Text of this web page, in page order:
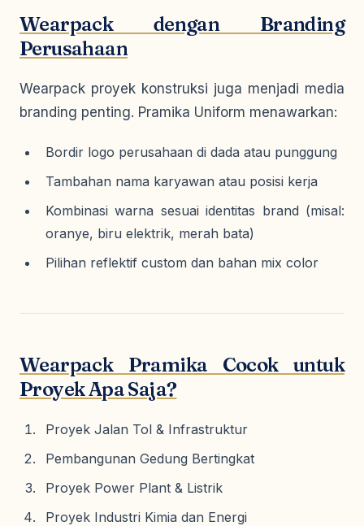
Wearpack dengan Branding
Perusahaan
Wearpack proyek konstruksi juga menjadi media
branding penting. Pramika Uniform menawarkan:
Bordir logo perusahaan di dada atau punggung
Tambahan nama karyawan atau posisi kerja
Kombinasi warna sesuai identitas brand (misal:
oranye, biru elektrik, merah bata)
Pilihan reflektif custom dan bahan mix color
Wearpack Pramika Cocok untuk
Proyek Apa Saja?
Proyek Jalan Tol & Infrastruktur
Pembangunan Gedung Bertingkat
Proyek Power Plant & Listrik
Proyek Industri Kimia dan Energi